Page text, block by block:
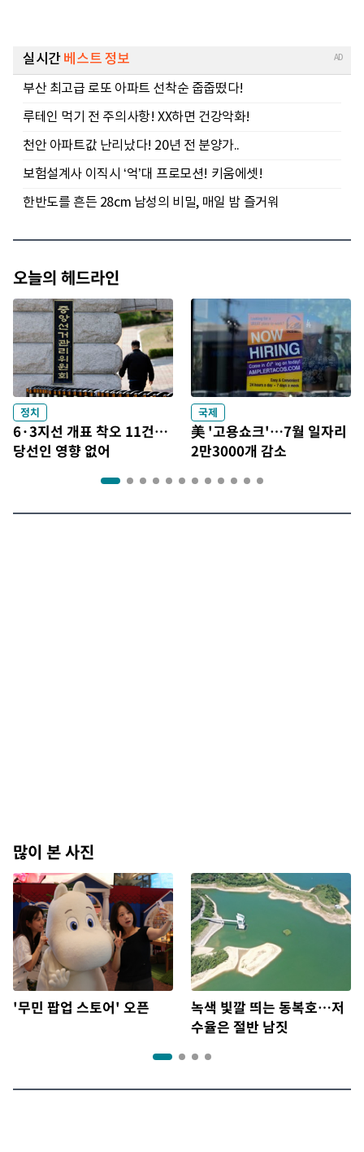
오늘의 헤드라인
정치
6·3지선 개표 착오 11건…
당선인 영향 없어
국제
美 '고용쇼크'…7월 일자리
2만3000개 감소
많이 본 사진
'무민 팝업 스토어' 오픈
녹색 빛깔 띄는 동복호…저
수율은 절반 남짓